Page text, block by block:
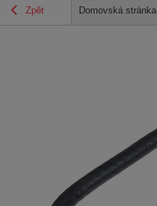
Zpět Domovská stránka